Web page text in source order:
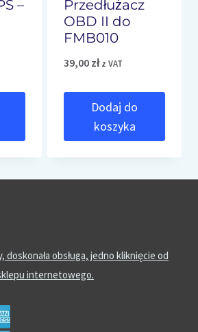
–
Przedłużacz
OBD II do
FMB010
39,00 zł z VAT
Dodaj do
koszyka
obsługa, jedno kliknięcie od
internetowego.